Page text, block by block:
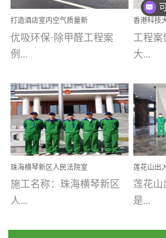
部和
触媒
优吸
完成
求。
支优
茁壮
人人
她将
将会
优吸
全国
为深圳安居集团旗下城...
南沙珠
禾...
打造酒店室内空气质量新
标杆——优吸环保·标杆之
作：东莞美豪雅致酒店室
内空气治理工程纪实
优吸环保·除甲醛工程案
例...
【东莞美豪雅致酒店】室
内空气治理项目东莞美豪
雅致酒店 东莞美豪雅
致酒店是为中高端人士...
香港科技
甲醛项目
工程案
大...
学广州
理 工
州南沙
州)校
珠海横琴新区人民法院室
内除甲醛空气治理项目
施工名称：珠海横琴新区
人...
莲花山出
室内除甲
莲花山
是...